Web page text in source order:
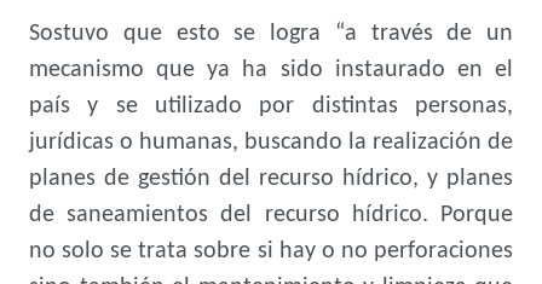
Sostuvo que esto se logra “a través de un
mecanismo que ya ha sido instaurado en el
país y se utilizado por distintas personas,
jurídicas o humanas, buscando la realización de
planes de gestión del recurso hídrico, y planes
de saneamientos del recurso hídrico. Porque
no solo se trata sobre si hay o no perforaciones